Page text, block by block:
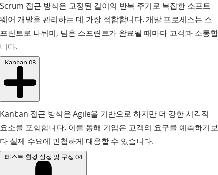
Scrum 접근 방식은 고정된 길이의 반복 주기로 복잡한 소프트
웨어 개발을 관리하는 데 가장 적합합니다. 개발 프로세스는 스
프린트로 나뉘며, 팀은 스프린트가 완료될 때마다 고객과 소통합
니다.
Kanban 03
Kanban 접근 방식은 Agile을 기반으로 하지만 더 강한 시각적
요소를 포함합니다. 이를 통해 기업은 고객의 요구를 예측하기보
다 실제 수요에 민첩하게 대응할 수 있습니다.
테스트 환경 설정 및 구성 04